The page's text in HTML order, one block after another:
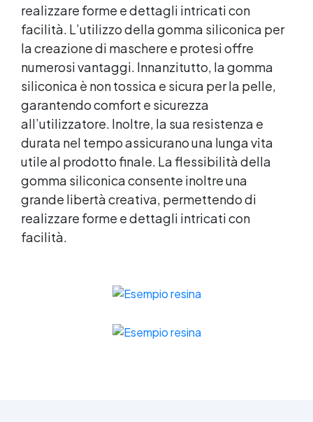
realizzare forme e dettagli intricati con
facilità. L’utilizzo della gomma siliconica per
la creazione di maschere e protesi offre
numerosi vantaggi. Innanzitutto, la gomma
siliconica è non tossica e sicura per la pelle,
garantendo comfort e sicurezza
all’utilizzatore. Inoltre, la sua resistenza e
durata nel tempo assicurano una lunga vita
utile al prodotto finale. La flessibilità della
gomma siliconica consente inoltre una
grande libertà creativa, permettendo di
realizzare forme e dettagli intricati con
facilità.